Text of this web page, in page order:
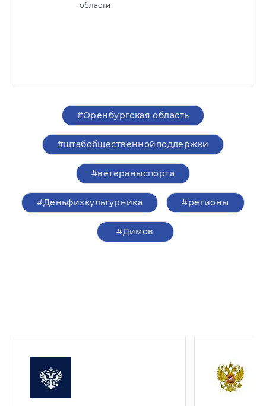
области
#Оренбургская область
#штабобщественнойподдержки
#ветераныспорта
#Деньфизкультурника #регионы
#Димов